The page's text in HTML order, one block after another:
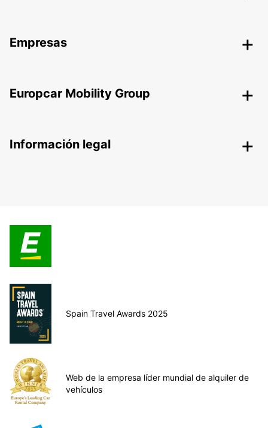
Empresas
Europcar Mobility Group
Información legal
Spain Travel Awards 2025
Web de la empresa líder mundial de alquiler de
vehículos